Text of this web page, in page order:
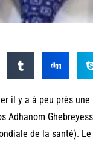
il y a à peu près
Adhanom
de la santé).